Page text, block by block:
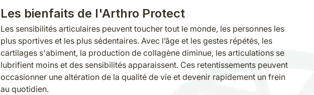
Les bienfaits de l'Arthro Protect
Les sensibilités articulaires peuvent toucher tout le monde, les personnes les
plus sportives et les plus sédentaires. Avec l’âge et les gestes répétés, les
cartilages s'abiment, la production de collagène diminue, les articulations se
lubrifient moins et des sensibilités apparaissent. Ces retentissements peuvent
occasionner une altération de la qualité de vie et devenir rapidement un frein
au quotidien.